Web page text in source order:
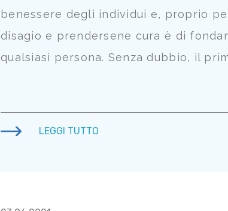
benessere degli individui e, proprio
disagio e prendersene cura è di
qualsiasi persona. Senza dubbio, il
LEGGI TUTTO